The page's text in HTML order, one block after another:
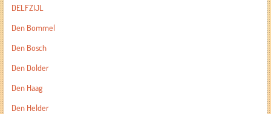
DELFZIJL
Den Bommel
Den Bosch
Den Dolder
Den Haag
Den Helder